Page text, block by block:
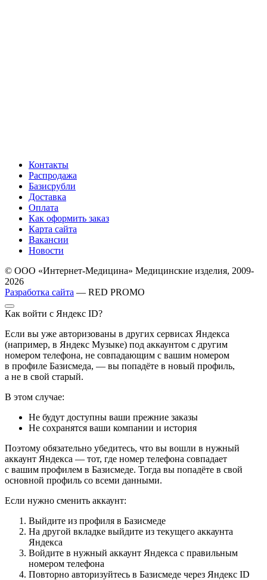
Контакты
Распродажа
Базисрубли
Доставка
Оплата
Как оформить заказ
Карта сайта
Вакансии
Новости
© ООО «Интернет-Медицина» Медицинские изделия, 2009-
2026
Разработка сайта — RED PROMO
Как войти с Яндекс ID?
Если вы уже авторизованы в других сервисах Яндекса
(например, в Яндекс Музыке) под аккаунтом с другим
номером телефона, не совпадающим с вашим номером
в профиле Базисмеда, — вы попадёте в новый профиль,
а не в свой старый.
В этом случае:
Не будут доступны ваши прежние заказы
Не сохранятся ваши компании и история
Поэтому обязательно убедитесь, что вы вошли в нужный
аккаунт Яндекса — тот, где номер телефона совпадает
с вашим профилем в Базисмеде. Тогда вы попадёте в свой
основной профиль со всеми данными.
Если нужно сменить аккаунт:
Выйдите из профиля в Базисмеде
На другой вкладке выйдите из текущего аккаунта
Яндекса
Войдите в нужный аккаунт Яндекса с правильным
номером телефона
Повторно авторизуйтесь в Базисмеде через Яндекс ID